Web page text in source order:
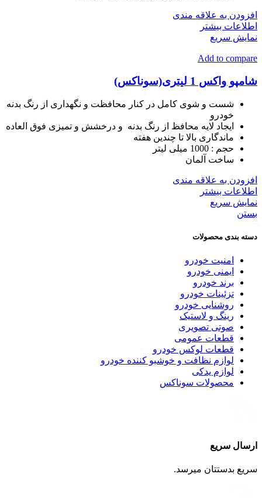
افزودن به علاقه مندی
اطلاعات بیشتر
نمایش سریع
Add to compare
شامپو واکس 1 لیتری(سوناکس)
شست و شوی کامل در کنار محافظت و نگهداری از رنگ بدنه
خودرو
ایجاد لایه محافظ از رنگ بدنه و درخشش و تمیزی فوق العاده
ماندگاری بالا تا چندین هفته
حجم : 1000 میلی لیتر
ساخت آلمان
افزودن به علاقه مندی
اطلاعات بیشتر
نمایش سریع
بستن
دسته بندی محصولات
امنیت خودرو
ایمنی خودرو
برند خودرو
تزئینات خودرو
روشنایی خودرو
رینگ و لاستیک
صوتی تصویری
قطعات عمومی
قطعات لوکس خودرو
لوازم نظافت و خوشبو کننده خودرو
لوازم یدکی
محصولات سوناکس
ارسال سریع
سریع بدستتان میرسد.